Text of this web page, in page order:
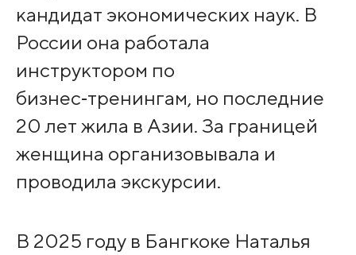
кандидат экономических наук. В
России она работала
инструктором по
бизнес‑тренингам, но последние
20 лет жила в Азии. За границей
женщина организовывала и
проводила экскурсии.
В 2025 году в Бангкоке Наталья